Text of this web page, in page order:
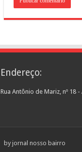
Endereço:
Rua Antônio de Mariz, nº 18
by jornal nosso bairro